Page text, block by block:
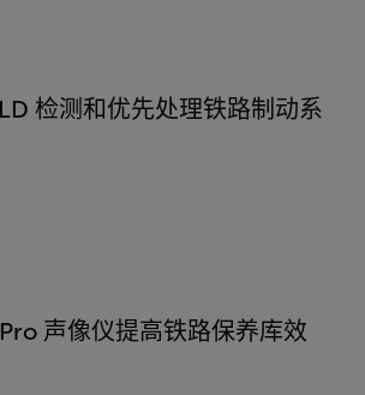
检测和优先处理铁路制动系
声像仪提高铁路保养库效